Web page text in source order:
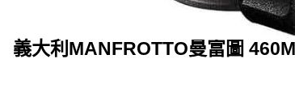
義大利MANFROTTO曼富圖